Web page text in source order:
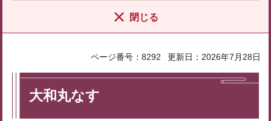
閉じる
ページ番号：8292 更新日：2026年7月28日
大和丸なす